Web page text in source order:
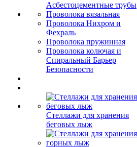
Асбестоцементные трубы
Проволока вязальная
Проволока Нихром и
Фехраль
Проволока пружинная
Проволока колючая и
Спиральный Барьер
Безопасности
Стеллажи для хранения
беговых лыж